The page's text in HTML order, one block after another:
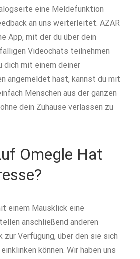
eine Meldefunktion
an uns weiterleitet. AZAR
App, mit der du über dein
Videochats teilnehmen
dich mit einem deiner
angemeldet hast, kannst du mit
Menschen aus der ganzen
dein Zuhause verlassen zu
Omegle Hat
einem Mausklick eine
anschließend anderen
zur Verfügung, über den sie sich
können. Wir haben uns